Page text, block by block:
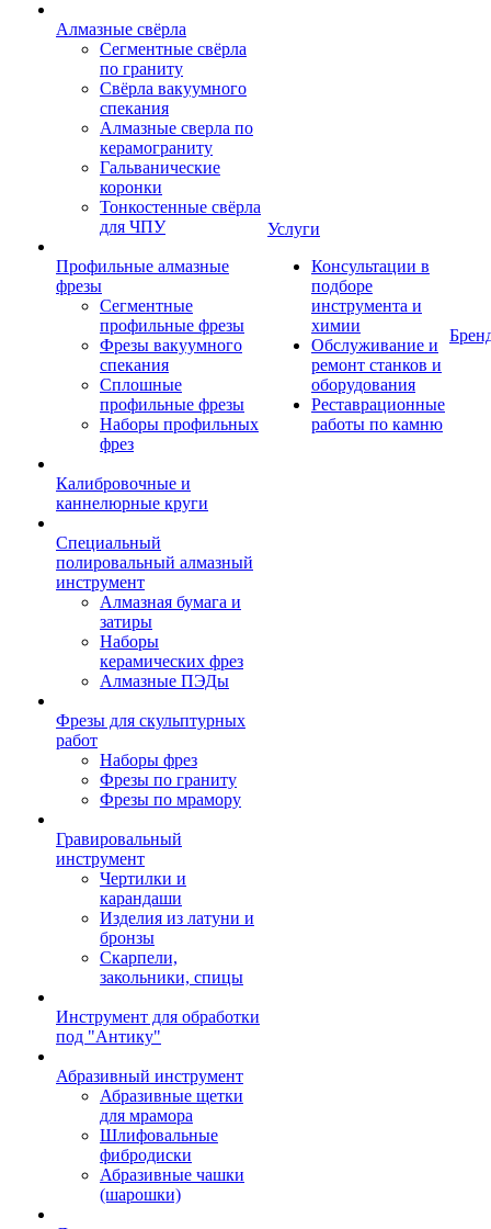
Алмазные свёрла
Сегментные свёрла
по граниту
Свёрла вакуумного
спекания
Алмазные сверла по
керамограниту
Гальванические
коронки
Тонкостенные свёрла
для ЧПУ
Профильные алмазные
фрезы
Сегментные
профильные фрезы
Фрезы вакуумного
спекания
Сплошные
профильные фрезы
Наборы профильных
фрез
Калибровочные и
каннелюрные круги
Специальный
полировальный алмазный
инструмент
Алмазная бумага и
затиры
Наборы
керамических фрез
Алмазные ПЭДы
Фрезы для скульптурных
работ
Наборы фрез
Фрезы по граниту
Фрезы по мрамору
Гравировальный
инструмент
Чертилки и
карандаши
Изделия из латуни и
бронзы
Скарпели,
закольники, спицы
Инструмент для обработки
под "Антику"
Абразивный инструмент
Абразивные щетки
для мрамора
Шлифовальные
фибродиски
Абразивные чашки
(шарошки)
Услуги
Консультации в
подборе
инструмента и
химии
Обслуживание и
ремонт станков и
оборудования
Реставрационные
работы по камню